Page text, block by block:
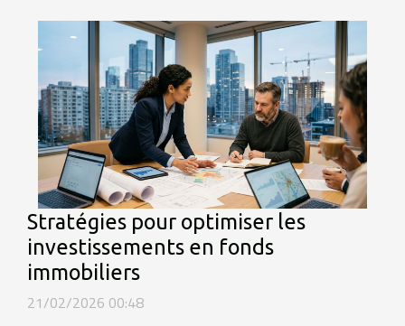
Stratégies pour optimiser les
investissements en fonds
immobiliers
21/02/2026 00:48